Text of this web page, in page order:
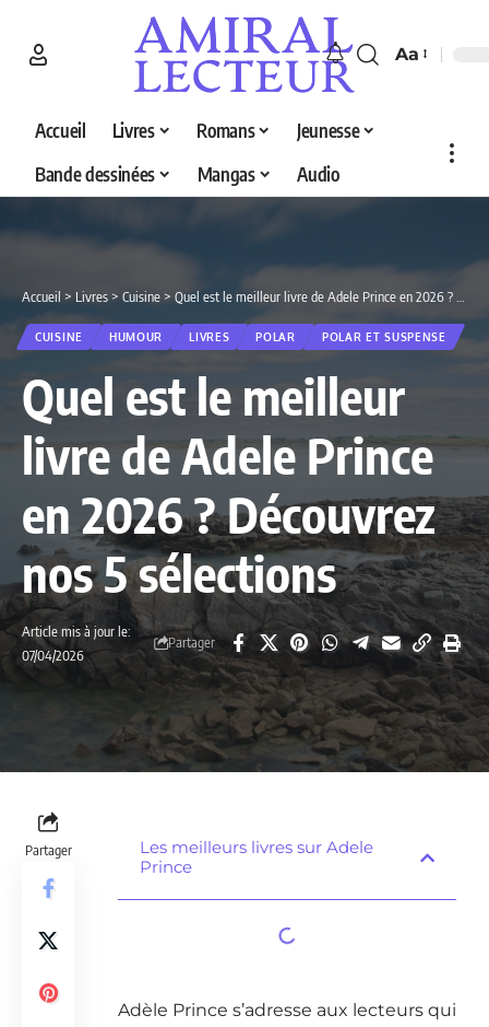
Aa
Accueil Livres Romans
Jeunesse
Bande dessinées
Mangas Audio
Accueil > Livres> Cuisine > Quel est le meilleur livre de Adele Prince en 2026 ? Découvrez nos 5 sélections
CUISINE HUMOUR LIVRES POLAR POLAR ET SUSPENSE
Quel est le meilleur
livre de Adele Prince
en 2026 ? Découvrez
nos 5 sélections
Article mis à jour le:
07/04/2026
Partager
Partager
Les meilleurs livres sur Adele
Prince
Adèle Prince s’adresse aux lecteurs qui